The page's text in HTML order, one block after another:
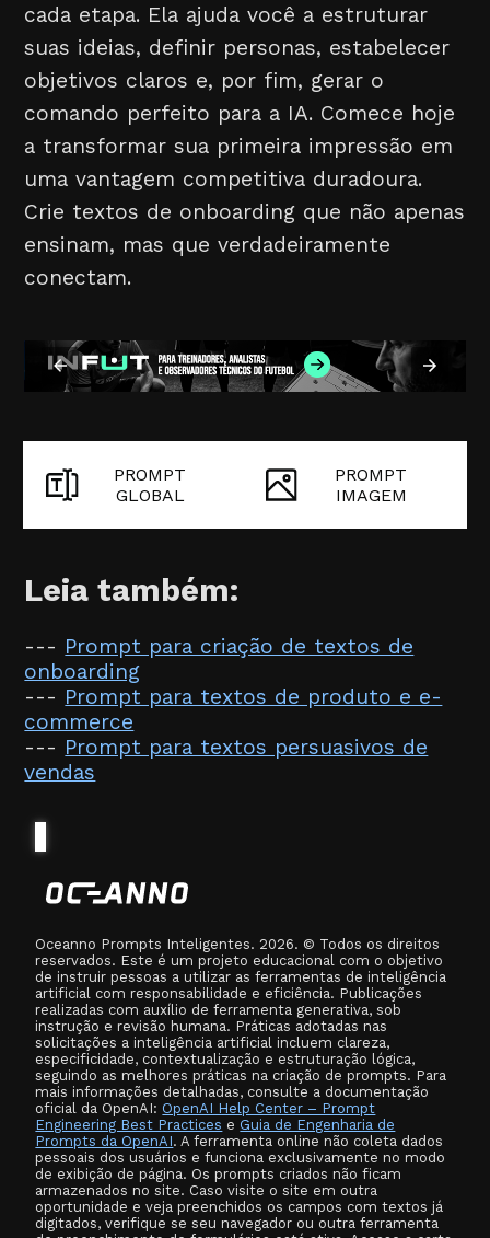
cada etapa. Ela ajuda você a estruturar
suas ideias, definir personas, estabelecer
objetivos claros e, por fim, gerar o
comando perfeito para a IA. Comece hoje
a transformar sua primeira impressão em
uma vantagem competitiva duradoura.
Crie textos de onboarding que não apenas
ensinam, mas que verdadeiramente
conectam.
PROMPT
GLOBAL
PROMPT
IMAGEM
Leia também:
--- Prompt para criação de textos de
onboarding
--- Prompt para textos de produto e e-
commerce
--- Prompt para textos persuasivos de
vendas
Oceanno Prompts Inteligentes. 2026. © Todos os direitos
reservados. Este é um projeto educacional com o objetivo
de instruir pessoas a utilizar as ferramentas de inteligência
artificial com responsabilidade e eficiência. Publicações
realizadas com auxílio de ferramenta generativa, sob
instrução e revisão humana. Práticas adotadas nas
solicitações a inteligência artificial incluem clareza,
especificidade, contextualização e estruturação lógica,
seguindo as melhores práticas na criação de prompts. Para
mais informações detalhadas, consulte a documentação
oficial da OpenAI: OpenAI Help Center – Prompt
Engineering Best Practices e Guia de Engenharia de
Prompts da OpenAI. A ferramenta online não coleta dados
pessoais dos usuários e funciona exclusivamente no modo
de exibição de página. Os prompts criados não ficam
armazenados no site. Caso visite o site em outra
oportunidade e veja preenchidos os campos com textos já
digitados, verifique se seu navegador ou outra ferramenta